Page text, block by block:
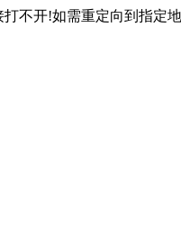
不开!如需重定向到指定